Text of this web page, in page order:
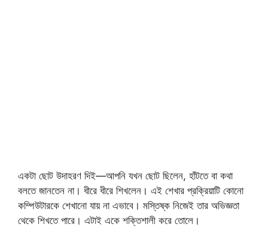
একটা ছোট উদাহরণ দিই—আপনি যখন ছোট ছিলেন, হাঁটতে বা কথা
বলতে জানতেন না। ধীরে ধীরে শিখলেন। এই শেখার প্রক্রিয়াটি কোনো
কম্পিউটারকে শেখানো যায় না এভাবে। মস্তিষ্ক নিজেই তার অভিজ্ঞতা
থেকে শিখতে পারে। এটাই একে শক্তিশালী করে তোলে।